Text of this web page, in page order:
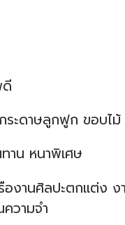
ระดาษลูกฟูก ขอบไม้
าน หนาพิเศษ
องานศิลปะตกแต่ง
วามจำ